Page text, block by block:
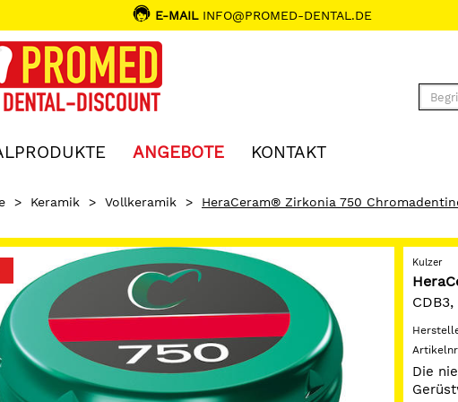
E-MAILINFO@PROMED-DENTAL.DE
ANGEBOTE KONTAKT
> Keramik > Vollkeramik > HeraCeram® Zirkonia 750
Kulzer
Die